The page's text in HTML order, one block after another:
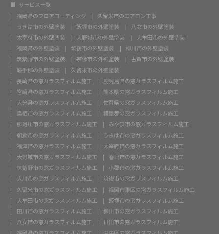
サービス一覧
福岡県のフロアコーティング
久留米市のエアコン工事
うきは市の外壁塗装
飯塚市の外壁塗装
八女市の外壁塗装
太宰府市の外壁塗装
大野城市の外壁塗装
大牟田市の外壁塗装
福岡県の外壁塗装
筑後市の外壁塗装
柳川市の外壁塗装
筑紫野市の外壁塗装
宗像市の外壁塗装
古賀市の外壁塗装
鞍手郡の外壁塗装
久留米市の外壁塗装
長崎県の窓ガラスフィルム施工
鹿児島県の窓ガラスフィルム施工
宮崎県の窓ガラスフィルム施工
熊本県の窓ガラスフィルム施工
大分県の窓ガラスフィルム施工
佐賀県の窓ガラスフィルム施工
鳥栖市の窓ガラスフィルム施工
糟屋郡の窓ガラスフィルム施工
那珂川市の窓ガラスフィルム施工
みやま市の窓ガラスフィルム施工
朝倉市の窓ガラスフィルム施工
うきは市の窓ガラスフィルム施工
福津市の窓ガラスフィルム施工
太宰府市の窓ガラスフィルム施工
大野城市の窓ガラスフィルム施工
春日市の窓ガラスフィルム施工
筑紫野市の窓ガラスフィルム施工
小郡市の窓ガラスフィルム施工
大川市の窓ガラスフィルム施工
筑後市の窓ガラスフィルム施工
久留米市の窓ガラスフィルム施工
福岡市東区の窓ガラスフィルム施工
大牟田市の窓ガラスフィルム施工
飯塚市の窓ガラスフィルム施工
田川市の窓ガラスフィルム施工
柳川市の窓ガラスフィルム施工
八女市の窓ガラスフィルム施工
日田市の窓ガラスフィルム施工